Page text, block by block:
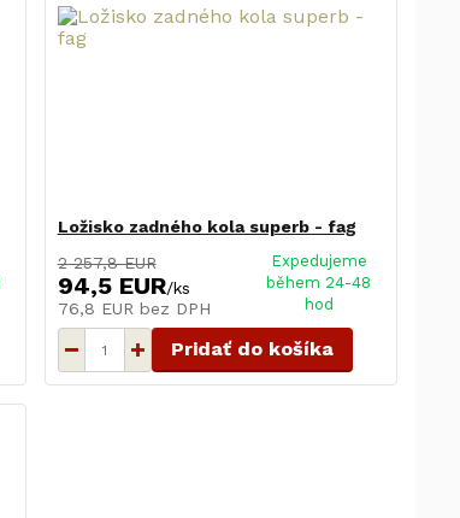
Ložisko zadného kola superb - fag
2 257,8 EUR
94,5 EUR/ks
76,8 EUR bez DPH
Expedujeme
během 24-48
hod
Pridať do košíka